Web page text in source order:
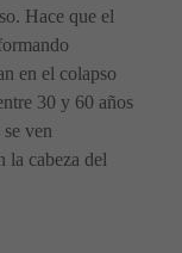
Hace que el
en el colapso
30 y 60 años
ven
la cabeza del